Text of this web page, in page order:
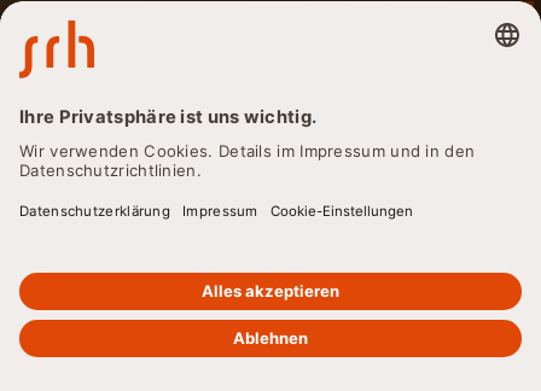
Klimaschutzmanager:in
- Berufsbild, Ausbildung
und
Karrieremöglichkeiten
Sie interessieren sich für den Beruf
Klimaschutzmanager:in? Dann sind Sie hier genau richtig.